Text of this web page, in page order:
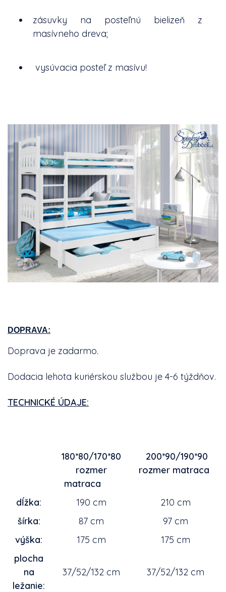
zásuvky na posteľnú bielizeň z
masívneho dreva;
vysúvacia posteľ z masívu!
DOPRAVA:
Doprava je zadarmo.
Dodacia lehota kuriérskou službou je 4-6 týždňov.
TECHNICKÉ ÚDAJE:
180*80/170*80
rozmer
matraca
200*90/190*90
rozmer matraca
dĺžka: 190 cm
210 cm
šírka:
87 cm
97 cm
výška:
175 cm
175 cm
plocha
na
ležanie:
37/52/132 cm 37/52/132 cm